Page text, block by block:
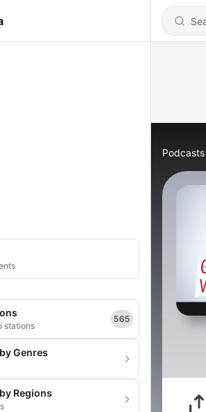
stations
565
Genres
Regions
Podcasts